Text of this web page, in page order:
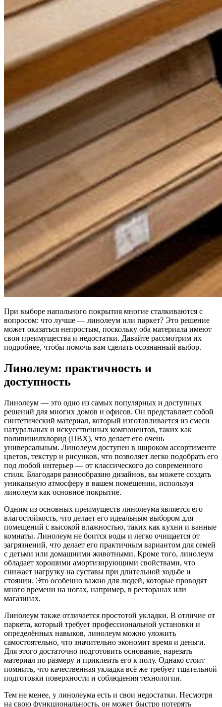
При выборе напольного покрытия многие сталкиваются с
вопросом: что лучше — линолеум или паркет? Это решение
может оказаться непростым, поскольку оба материала имеют
свои преимущества и недостатки. Давайте рассмотрим их
подробнее, чтобы помочь вам сделать осознанный выбор.
Линолеум: практичность и
доступность
Линолеум — это одно из самых популярных и доступных
решений для многих домов и офисов. Он представляет собой
синтетический материал, который изготавливается из смеси
натуральных и искусственных компонентов, таких как
поливинилхлорид (ПВХ), что делает его очень
универсальным. Линолеум доступен в широком ассортименте
цветов, текстур и рисунков, что позволяет легко подобрать его
под любой интерьер — от классического до современного
стиля. Благодаря разнообразию дизайнов, вы можете создать
уникальную атмосферу в вашем помещении, используя
линолеум как основное покрытие.
Одним из основных преимуществ линолеума является его
влагостойкость, что делает его идеальным выбором для
помещений с высокой влажностью, таких как кухни и ванные
комнаты. Линолеум не боится воды и легко очищается от
загрязнений, что делает его практичным вариантом для семей
с детьми или домашними животными. Кроме того, линолеум
обладает хорошими амортизирующими свойствами, что
снижает нагрузку на суставы при длительной ходьбе и
стоянии. Это особенно важно для людей, которые проводят
много времени на ногах, например, в ресторанах или
магазинах.
Линолеум также отличается простотой укладки. В отличие от
паркета, который требует профессиональной установки и
определённых навыков, линолеум можно уложить
самостоятельно, что значительно экономит время и деньги.
Для этого достаточно подготовить основание, нарезать
материал по размеру и приклеить его к полу. Однако стоит
помнить, что качественная укладка всё же требует тщательной
подготовки поверхности и соблюдения технологии.
Тем не менее, у линолеума есть и свои недостатки. Несмотря
на свою функциональность, он может быстро потерять